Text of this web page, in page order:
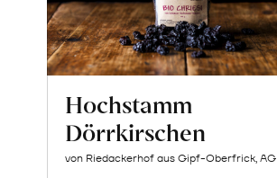
Hochstamm
Dörrkirschen
von Riedackerhof aus Gipf-Oberfrick, AG